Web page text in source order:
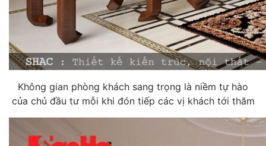
Không gian phòng khách sang trọng là niềm tự hào
của chủ đầu tư mỗi khi đón tiếp các vị khách tới thăm